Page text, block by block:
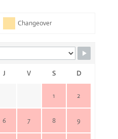
Changeover
J V S D
1 2
6 7 8 9